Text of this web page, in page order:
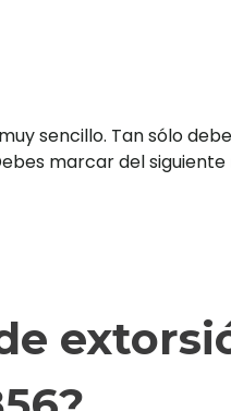
sencillo. Tan sólo
marcar del siguiente